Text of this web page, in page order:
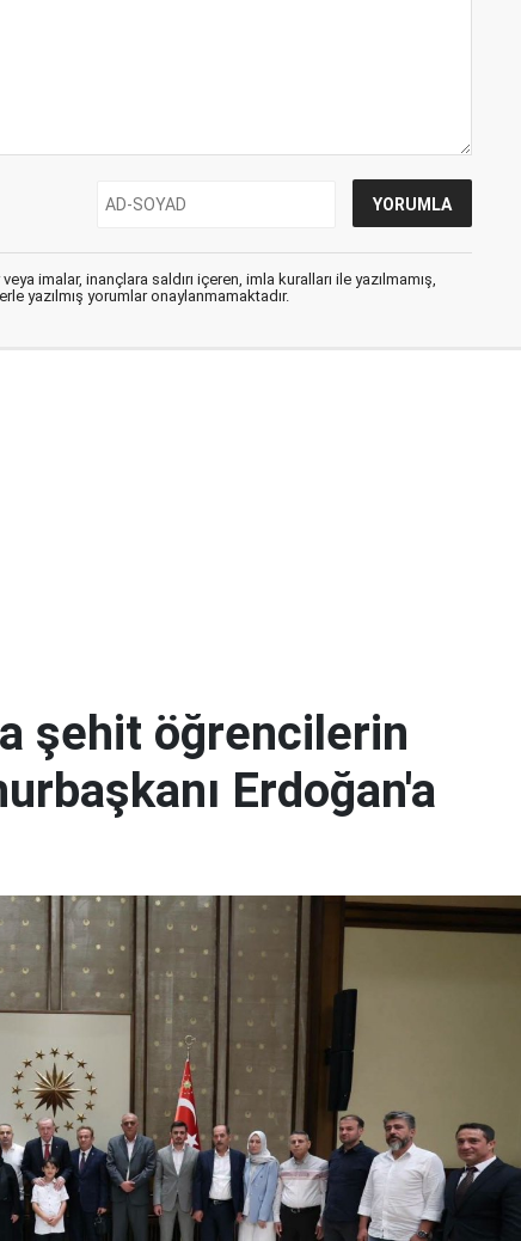
imalar, inançlara saldırı içeren, imla kuralları ile yazılmamış,
yazılmış yorumlar onaylanmamaktadır.
şehit öğrencilerin
Erdoğan'a